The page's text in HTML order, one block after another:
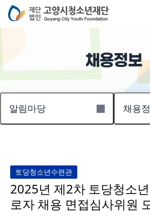
채용정보
알림마당 채용
토당청소년수련관
2025년 제2차 토당청소
로자 채용 면접심사위원